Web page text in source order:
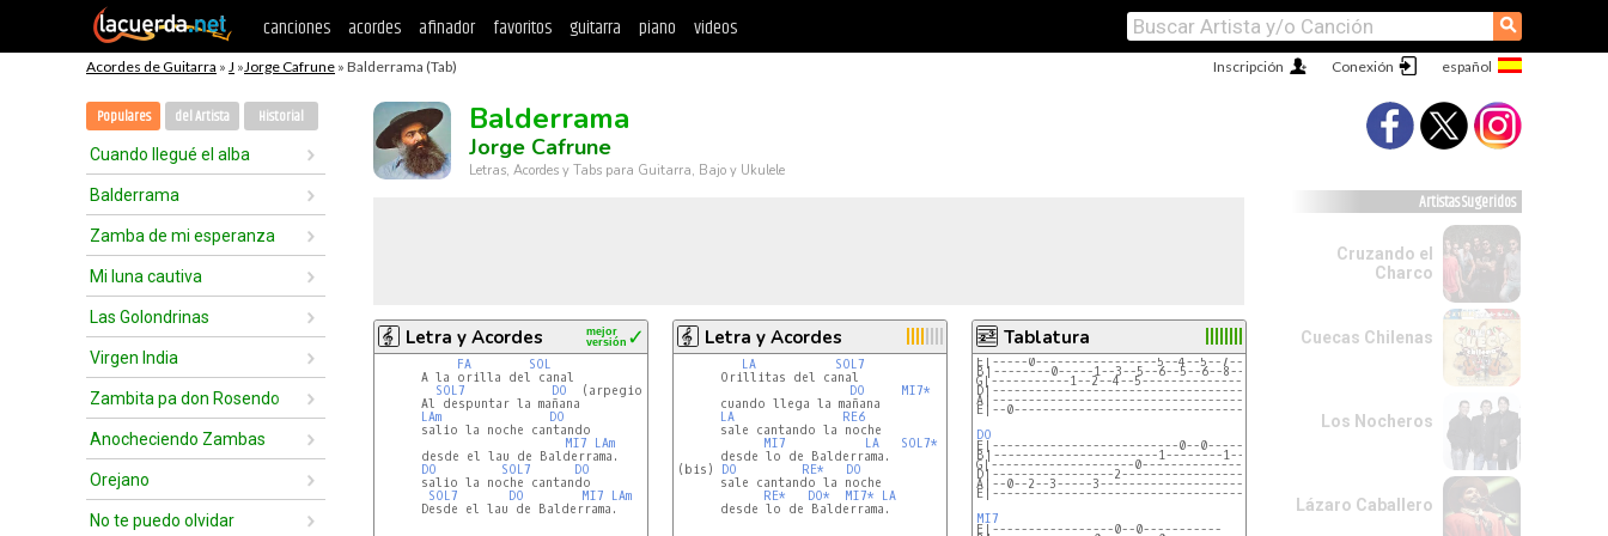
canciones acordes afinador favoritos guitarra piano videos ⚲
Acordes de Guitarra » J »Jorge Cafrune » Balderrama (Tab) Conexión
Inscripción
Populares del Artista Historial
Cuando llegué el alba
Balderrama
Zamba de mi esperanza
Mi luna cautiva
Las Golondrinas
Virgen India
Zambita pa don Rosendo
Anocheciendo Zambas
Orejano
No te puedo olvidar
Balderrama
Jorge Cafrune
Letras, Acordes y Tabs para Guitarra, Bajo y Ukulele
Letra y Acordes ✓
mejor
versión
FA
SOL
      A la orilla del canal
SOL7
DO
  (arpegio asc y desc de D0)
      Al despuntar la mañana
LAm
DO
      salio la noche cantando
MI7
LAm
      desde el lau de Balderrama.
DO
SOL7
DO
      salio la noche cantando
SOL7
DO MI7
LAm
      Desde el lau de Balderrama.
Letra y Acordes
LA
SOL7
      Orillitas del canal
DO
MI7*
      cuando llega la mañana
LA
RE6
      sale cantando la noche
MI7
LA
SOL7*
      desde lo de Balderrama.
(bis) DO RE*
DO
      sale cantando la noche
RE*
DO* MI7*
LA
      desde lo de Balderrama.
Tablatura
E|-----0-----------------5--4--5--7--8---10--8---7--5--4--5-----
B|--------0-----1--3--5--6--5--6--8--10--12--10--8--6--5--6--5--
G|-----------1--2--4--5--------------------------------------5--
D|--------------------------------------------------------------
A|--------------------------------------------------------------
E|--0-----------------------------------------------------------
DO
E|--------------------------0--0-----------
B|-----------------------1--------1--------
G|--------------------0--------------0-----
D|-----------------2--------------------2--
A|--0--2--3-----3--------------------------
E|-----------------------------------------
MI7
E|-----------------0--0-----------
Artistas Sugeridos
Cruzando el
Charco
Cuecas Chilenas
Los Nocheros
Lázaro Caballero